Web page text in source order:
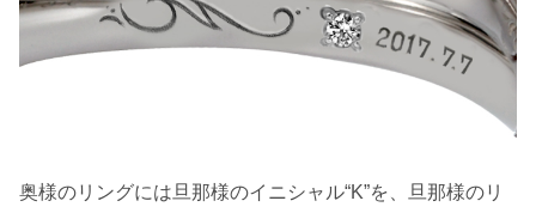
奥様のリングには旦那様のイニシャル“K”を、旦那様のリ